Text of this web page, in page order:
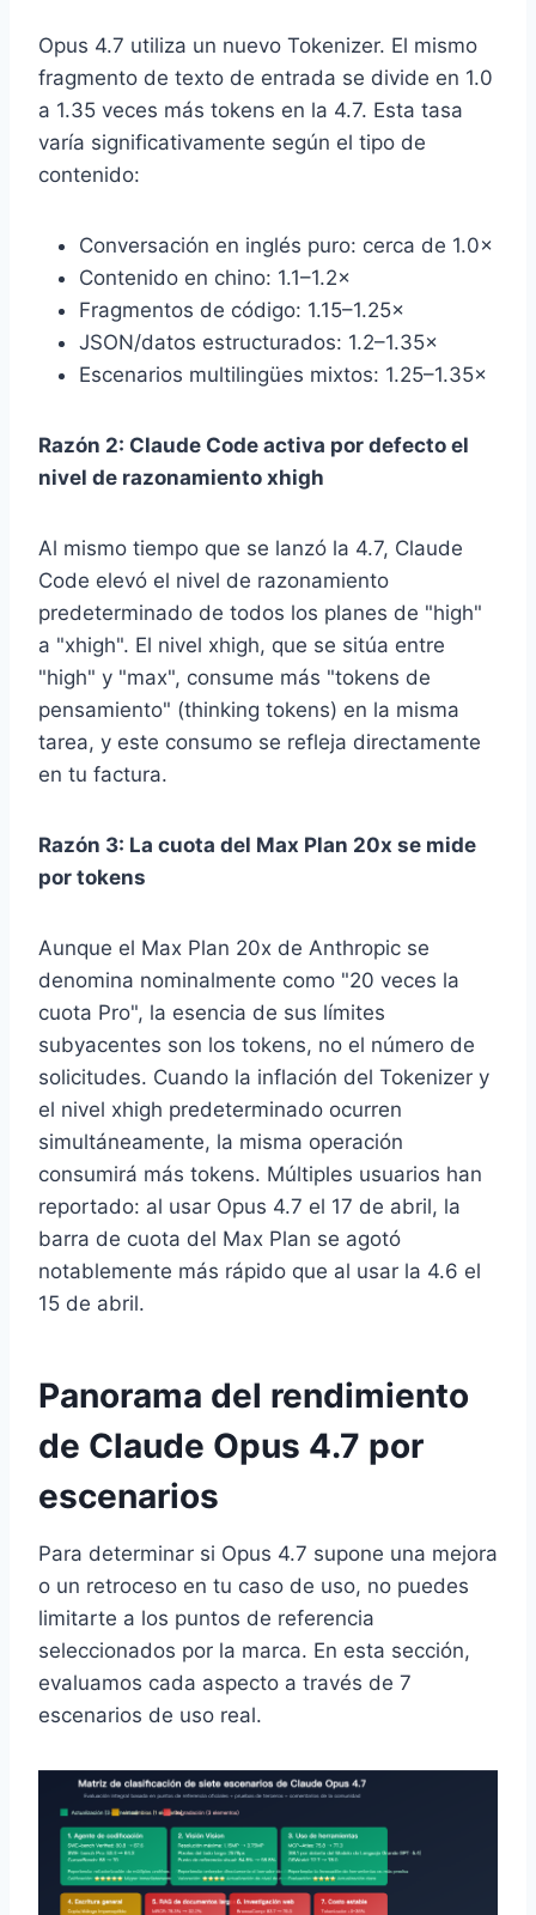
Opus 4.7 utiliza un nuevo Tokenizer. El mismo
fragmento de texto de entrada se divide en 1.0
a 1.35 veces más tokens en la 4.7. Esta tasa
varía significativamente según el tipo de
contenido:
Conversación en inglés puro: cerca de 1.0×
Contenido en chino: 1.1–1.2×
Fragmentos de código: 1.15–1.25×
JSON/datos estructurados: 1.2–1.35×
Escenarios multilingües mixtos: 1.25–1.35×
Razón 2: Claude Code activa por defecto el
nivel de razonamiento xhigh
Al mismo tiempo que se lanzó la 4.7, Claude
Code elevó el nivel de razonamiento
predeterminado de todos los planes de "high"
a "xhigh". El nivel xhigh, que se sitúa entre
"high" y "max", consume más "tokens de
pensamiento" (thinking tokens) en la misma
tarea, y este consumo se refleja directamente
en tu factura.
Razón 3: La cuota del Max Plan 20x se mide
por tokens
Aunque el Max Plan 20x de Anthropic se
denomina nominalmente como "20 veces la
cuota Pro", la esencia de sus límites
subyacentes son los tokens, no el número de
solicitudes. Cuando la inflación del Tokenizer y
el nivel xhigh predeterminado ocurren
simultáneamente, la misma operación
consumirá más tokens. Múltiples usuarios han
reportado: al usar Opus 4.7 el 17 de abril, la
barra de cuota del Max Plan se agotó
notablemente más rápido que al usar la 4.6 el
15 de abril.
Panorama del rendimiento
de Claude Opus 4.7 por
escenarios
Para determinar si Opus 4.7 supone una mejora
o un retroceso en tu caso de uso, no puedes
limitarte a los puntos de referencia
seleccionados por la marca. En esta sección,
evaluamos cada aspecto a través de 7
escenarios de uso real.